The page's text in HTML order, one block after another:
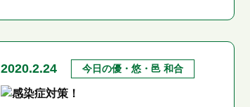
2020.2.24 今日の優・悠・邑 和合